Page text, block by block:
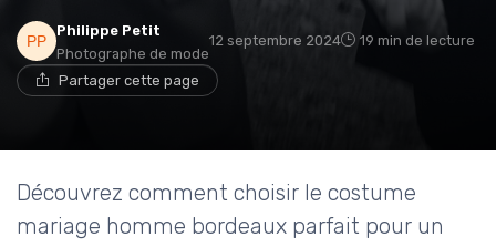
Philippe Petit
Photographe de mode
12 septembre 2024 19 min de lecture
Partager cette page
Découvrez comment choisir le costume
mariage homme bordeaux parfait pour un